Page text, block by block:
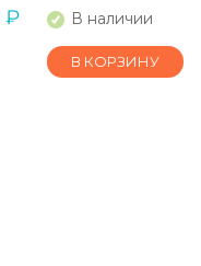
₽ В наличии
В КОРЗИНУ